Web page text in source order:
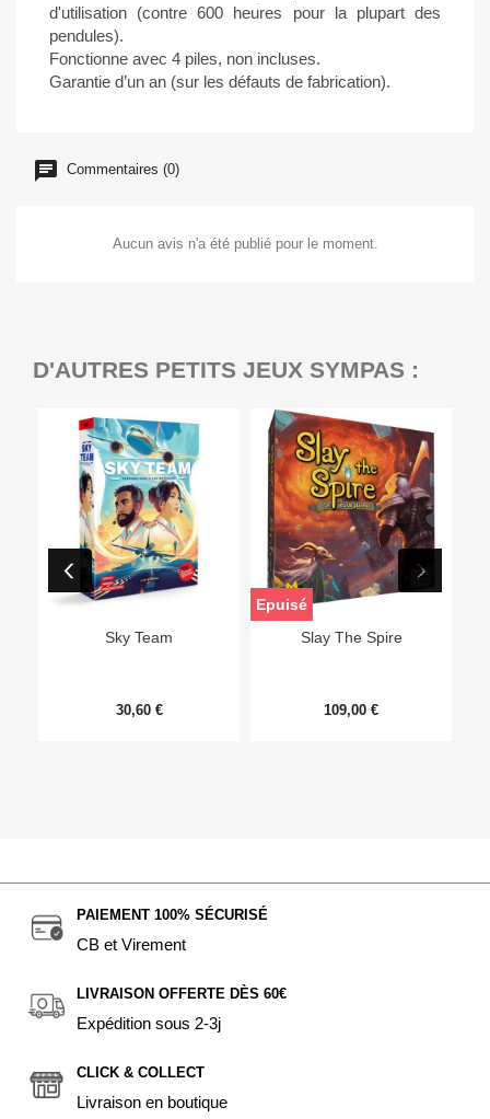
d'utilisation (contre 600 heures pour la plupart des
pendules).
Fonctionne avec 4 piles, non incluses.
Garantie d’un an (sur les défauts de fabrication).
Commentaires (0)
Aucun avis n'a été publié pour le moment.
D'AUTRES PETITS JEUX SYMPAS :
Sky Team
30,60 €
Slay The Spire
109,00 €
Epuisé
PAIEMENT 100% SÉCURISÉ
CB et Virement
LIVRAISON OFFERTE DÈS 60€
Expédition sous 2-3j
CLICK & COLLECT
Livraison en boutique